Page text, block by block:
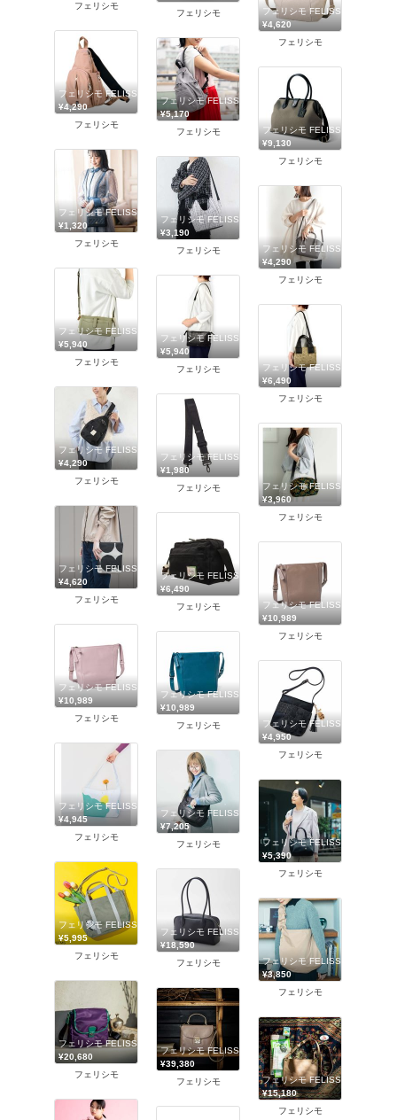
フェリシモ
フェリシモ
フェリシモ FELISSIMO
¥4,620
フェリシモ
フェリシモ FELISSIMO
¥4,290
フェリシモ
フェリシモ FELISSIMO
¥5,170
フェリシモ
フェリシモ FELISSIMO
¥9,130
フェリシモ
フェリシモ FELISSIMO
¥1,320
フェリシモ
フェリシモ FELISSIMO
¥3,190
フェリシモ
フェリシモ FELISSIMO
¥4,290
フェリシモ
フェリシモ FELISSIMO
¥5,940
フェリシモ
フェリシモ FELISSIMO
¥5,940
フェリシモ
フェリシモ FELISSIMO
¥6,490
フェリシモ
フェリシモ FELISSIMO
¥4,290
フェリシモ
フェリシモ FELISSIMO
¥1,980
フェリシモ
フェリシモ FELISSIMO
¥3,960
フェリシモ
フェリシモ FELISSIMO
¥4,620
フェリシモ
フェリシモ FELISSIMO
¥6,490
フェリシモ
フェリシモ FELISSIMO
¥10,989
フェリシモ
フェリシモ FELISSIMO
¥10,989
フェリシモ
フェリシモ FELISSIMO
¥10,989
フェリシモ
フェリシモ FELISSIMO
¥4,950
フェリシモ
フェリシモ FELISSIMO
¥4,945
フェリシモ
フェリシモ FELISSIMO
¥7,205
フェリシモ
フェリシモ FELISSIMO
¥5,390
フェリシモ
フェリシモ FELISSIMO
¥5,995
フェリシモ
フェリシモ FELISSIMO
¥18,590
フェリシモ
フェリシモ FELISSIMO
¥3,850
フェリシモ
フェリシモ FELISSIMO
¥20,680
フェリシモ
フェリシモ FELISSIMO
¥39,380
フェリシモ
フェリシモ FELISSIMO
¥15,180
フェリシモ